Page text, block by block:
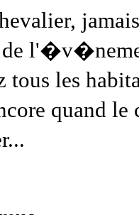
tous les
quand